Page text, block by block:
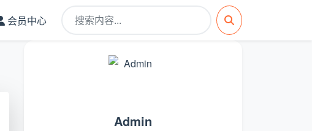
会员中心
Admin